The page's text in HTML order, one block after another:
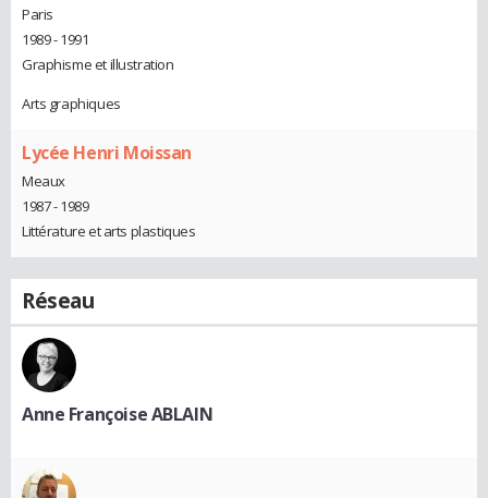
Paris
1989 - 1991
Graphisme et illustration
Arts graphiques
Lycée Henri Moissan
Meaux
1987 - 1989
Littérature et arts plastiques
Réseau
Anne Françoise ABLAIN